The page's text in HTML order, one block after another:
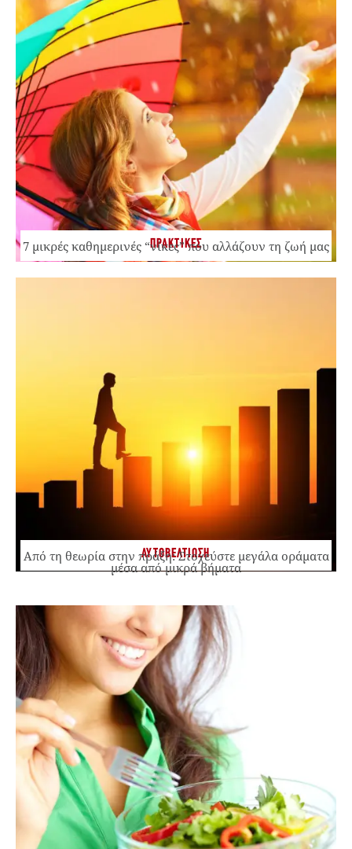
ΠΡΑΚΤΙΚΕΣ
7 μικρές καθημερινές “νίκες” που αλλάζουν τη ζωή μας
ΑΥΤΟΒΕΛΤΙΩΣΗ
Από τη θεωρία στην πράξη: Στοχεύστε μεγάλα οράματα
μέσα από μικρά βήματα